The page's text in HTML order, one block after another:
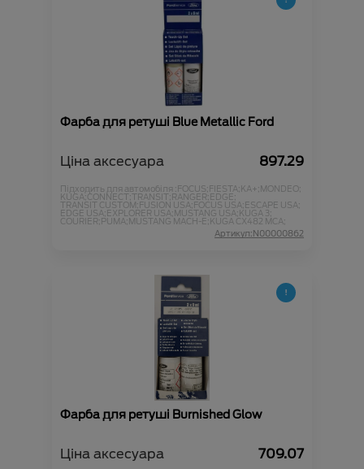
Фарба для ретуші Blue Metallic Ford
Ціна аксесуара 897.29
Підходить для автомобіля :FOCUS;FIESTA;KA+;MONDEO;
KUGA;CONNECT;TRANSIT;RANGER;EDGE;
TRANSIT CUSTOM;FUSION USA;FOCUS USA;ESCAPE USA;
EDGE USA;EXPLORER USA;MUSTANG USA;KUGA 3;
COURIER;PUMA;MUSTANG MACH-E;KUGA CX482 MCA;
Артикул:N00000862
Фарба для ретуші Burnished Glow
Ціна аксесуара 709.07